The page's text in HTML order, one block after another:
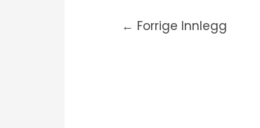
← Forrige Innlegg